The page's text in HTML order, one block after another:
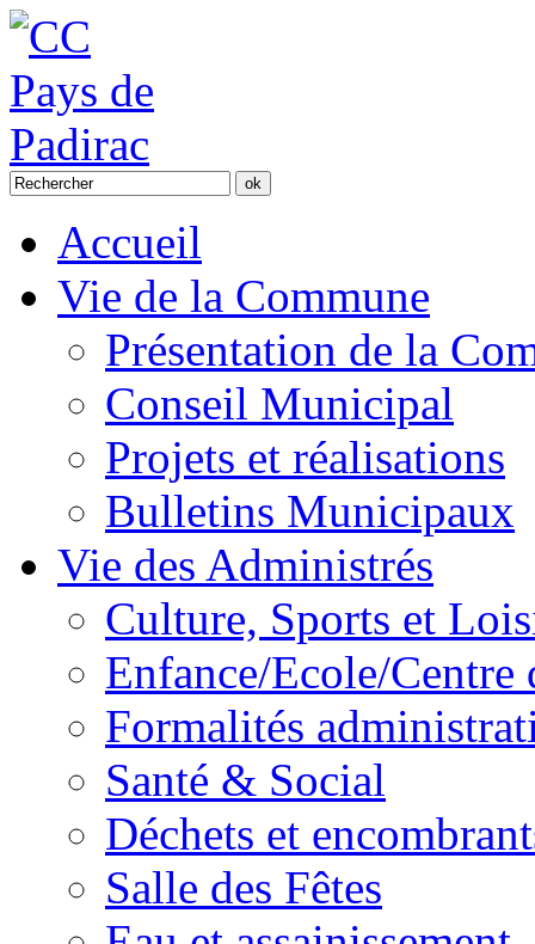
Accueil
Vie de la Commune
Présentation de la
Conseil Municipal
Projets et réalisations
Bulletins Municipaux
Vie des Administrés
Culture, Sports et
Enfance/Ecole/Centre
Formalités
Santé & Social
Déchets et
Salle des Fêtes